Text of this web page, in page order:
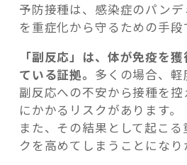
予防接種は、感染症のパン
を重症化から守るための手段
「副反応」は、体が免疫を
ている証拠。 多くの場合、軽
副反応への不安から接種を
にかかるリスクがあります。
また、その結果として起こ
クを高めてしまうことになり